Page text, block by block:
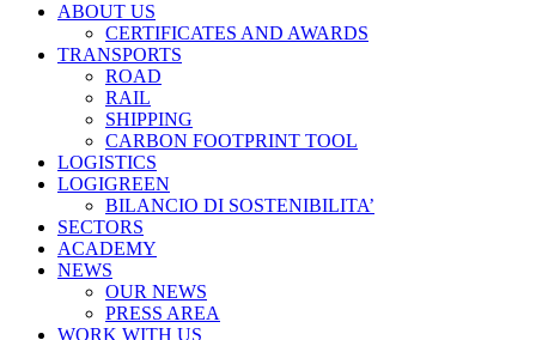
ABOUT US
CERTIFICATES AND AWARDS
TRANSPORTS
ROAD
RAIL
SHIPPING
CARBON FOOTPRINT TOOL
LOGISTICS
LOGIGREEN
BILANCIO DI SOSTENIBILITA’
SECTORS
ACADEMY
NEWS
OUR NEWS
PRESS AREA
WORK WITH US